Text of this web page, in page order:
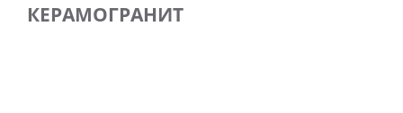
КЕРАМОГРАНИТ